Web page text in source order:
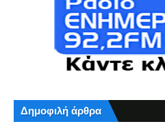
Δημοφιλή άρθρα